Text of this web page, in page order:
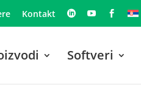
Kontakt
Softveri